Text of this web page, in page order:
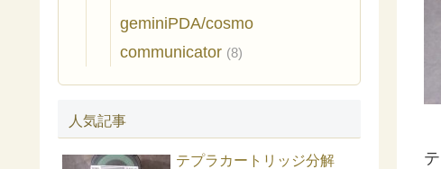
geminiPDA/cosmo
communicator (8)
人気記事
テプラカートリッジ分解